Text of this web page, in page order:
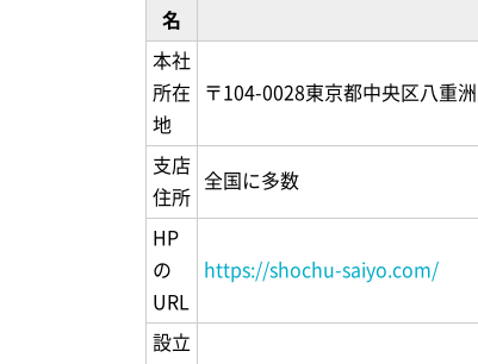
名
本社
所在
地
〒104-0028東京都中央区八重
支店
住所
全国に多数
HP
の
URL
https://shochu-saiyo.com/
設立